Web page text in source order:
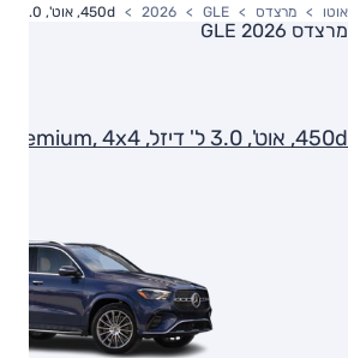
אוטו מרצדס GLE
2026 450d, אוט', 3.0 ל' דיזל, Premium, 4x4
מרצדס GLE 2026
450d, אוט', 3.0 ל' דיזל, Premium, 4x4